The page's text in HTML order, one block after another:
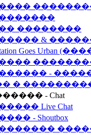
��������
&
Goes Urban
-
�
- Chat
Live Chat
- Shoutbox